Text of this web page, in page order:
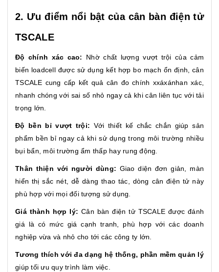
2. Ưu điểm nổi bật của cân bàn điện tử
TSCALE
Độ chính xác cao:
Nhờ chất lượng vượt trội của cảm
biến loadcell được sử dụng kết hợp bo mạch ổn định, cân
TSCALE cung cấp kết quả cân đo chính xxáxánhan xác,
nhanh chóng với sai số nhỏ ngay cả khi cân liên tục với tải
trọng lớn.
Độ bền bỉ vượt trội: Với thiết kế chắc chắn giúp sản
phẩm bền bỉ ngay cả khi sử dụng trong môi trường nhiều
bụi bẩn, môi trường ẩm thấp hay rung động.
Thân thiện với người dùng: Giao diện đơn giản, màn
hiển thị sắc nét, dễ dàng thao tác, dòng cân điện tử này
phù hợp với mọi đối tượng sử dụng.
Giá thành hợp lý: Cân bàn điện tử TSCALE được đánh
giá là có mức giá cạnh tranh, phù hợp với các doanh
nghiệp vừa và nhỏ cho tới các công ty lớn.
Tương thích với đa dạng hệ thống, phần mềm quản lý
giúp tối ưu quy trình làm việc.